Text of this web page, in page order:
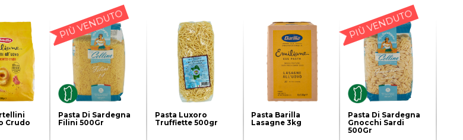
Crudo
PIÙ VENDUTO
Pasta Di Sardegna
Filini 500Gr
Pasta Luxoro
Truffiette 500gr
Pasta Barilla
Lasagne 3kg
PIÙ VENDUTO
Pasta Di Sardegna
Gnocchi Sardi
500Gr